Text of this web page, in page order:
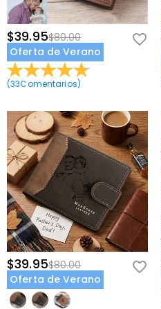
$39.95$80.00
Oferta de Verano
(33Comentarios)
$39.95$80.00
Oferta de Verano